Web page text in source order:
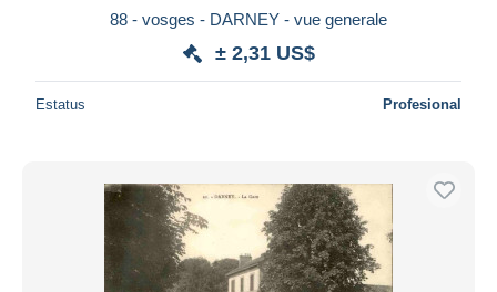
88 - vosges - DARNEY - vue generale
± 2,31 US$
Estatus Profesional